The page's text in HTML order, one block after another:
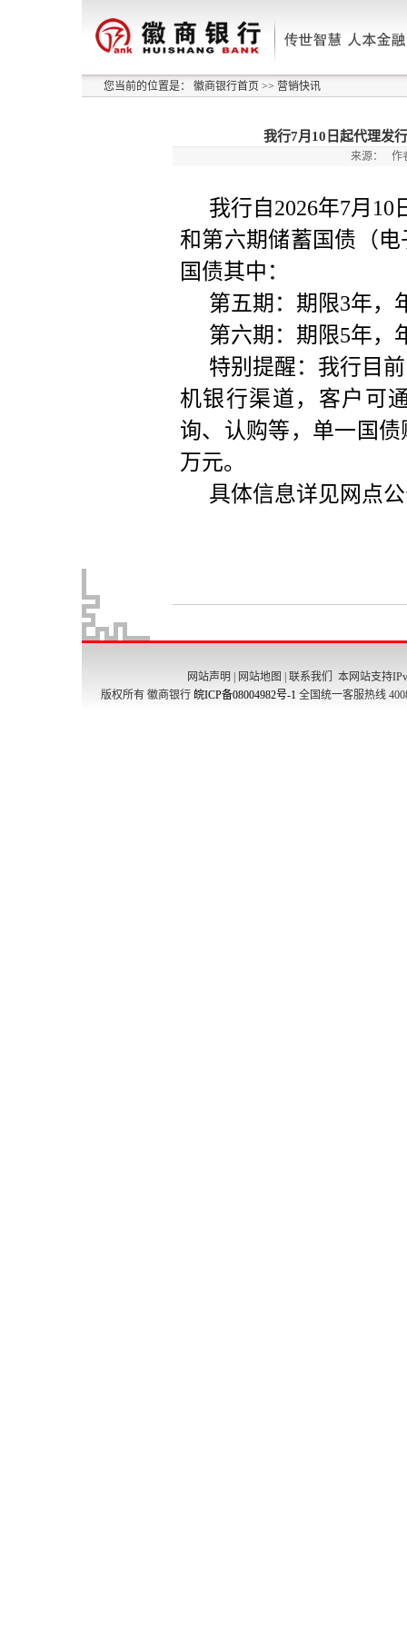
您当前的位置是： 徽商银行首页 >> 营销快讯
我行7月10日起代理发
来源： 作
网站声明 网站地图 联系我们
本网站支持
版权所有 徽商银行 皖ICP备08004982号-1 全国统一客服热线